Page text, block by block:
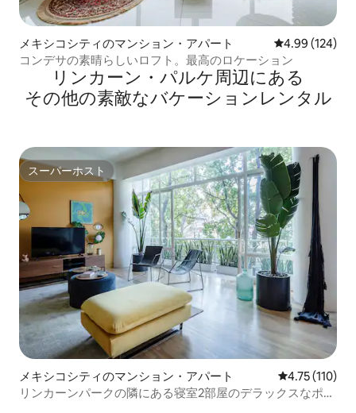
メキシコシティのマンション・アパート レビュー124
4.99 (124)
コンデサの素晴らしいロフト。最高のロケーション
リンカーン・パルケ⁠周⁠辺⁠に⁠あ⁠る
そ⁠の⁠他⁠の素⁠敵⁠なバ⁠ケ⁠ー⁠シ⁠ョ⁠ン⁠レ⁠ン⁠タ⁠ル
スーパーホスト
スーパーホスト
メキシコシティのマンション・アパート レビュー110
4.75 (110)
リンカーンパークの隣にある寝室2部屋のデラックスなポラ